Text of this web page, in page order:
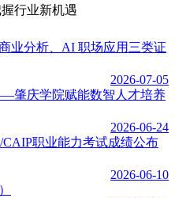
行业新机遇
业分析、AI 职场应用三类证
2026-07-05
肇庆学院赋能数智人才培养
2026-06-24
职业能力考试成绩公布
2026-06-10